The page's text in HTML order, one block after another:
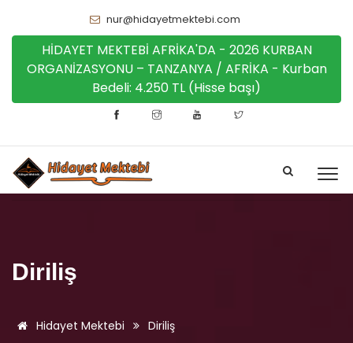
nur@hidayetmektebi.com
HİDAYET MEKTEBİ AFRİKA'DA - 2026 KURBAN
ORGANİZASYONU – TANZANYA / AFRİKA - Kurban
Bedeli: 4.250 TL (Hisse başı)
Diriliş
Hidayet Mektebi Diriliş